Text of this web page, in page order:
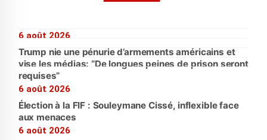
6 août 2026
Trump nie une pénurie d’armements américains et
vise les médias: “De longues peines de prison seront
requises”
6 août 2026
Élection à la FIF : Souleymane Cissé, inflexible face
aux menaces
6 août 2026